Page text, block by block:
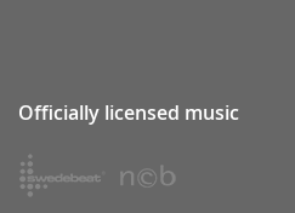
Officially licensed music